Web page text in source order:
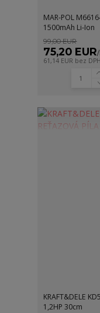
MAR-POL
1500mAh Li-Ion
99,00 EUR
75,20 EUR/
61,14 EUR bez DPH
KRAFT&DELE
1,2HP 30cm